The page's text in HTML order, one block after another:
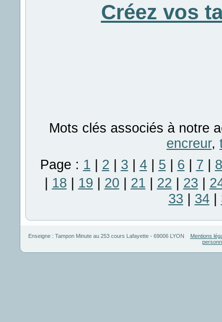
Créez vos
Mots clés associés à notre
encreur,
Page : 1 2 3 4| 5 6 7
8
18 19 20 21 22 23
33
34|
Enseigne : Tampon Minuteau 253 cours Lafayette- 69006 LYON
Mentions